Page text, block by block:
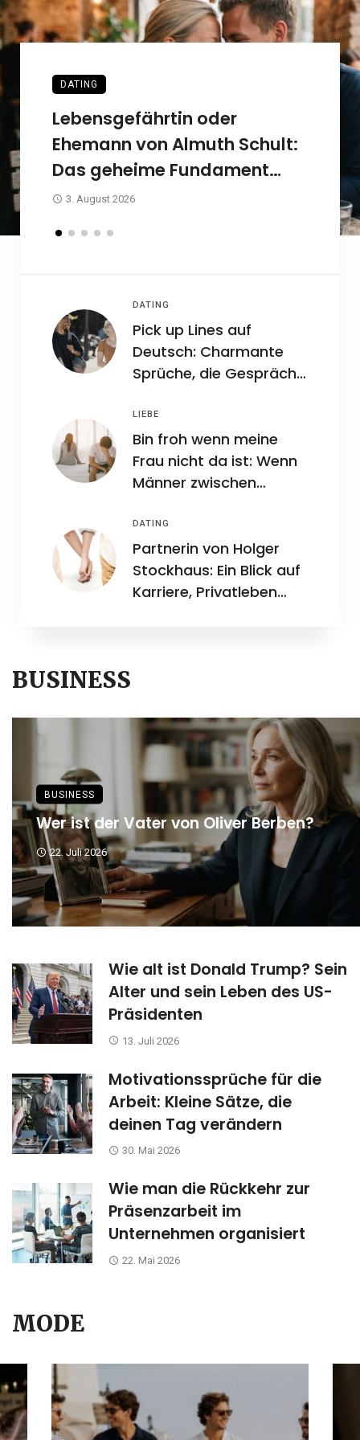
DATING
Lebensgefährtin oder
Ehemann von Almuth Schult:
Das geheime Fundament
hinter einer beispiellosen
3. August 2026
DATING
Pick up Lines auf
Deutsch: Charmante
Sprüche, die Gespräche
LIEBE
Bin froh wenn meine
Frau nicht da ist: Wenn
Männer zwischen
stehen
DATING
Partnerin von Holger
Stockhaus: Ein Blick auf
Karriere, Privatleben
BUSINESS
BUSINESS
Wer ist der Vater von Oliver Berben?
22. Juli 2026
Wie alt ist Donald Trump? Sein
Alter und sein Leben des US-
Präsidenten
13. Juli 2026
Motivationssprüche für die
Arbeit: Kleine Sätze, die
deinen Tag verändern
30. Mai 2026
Wie man die Rückkehr zur
Präsenzarbeit im
Unternehmen organisiert
22. Mai 2026
MODE